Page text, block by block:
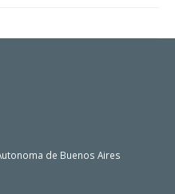
de Buenos Aires